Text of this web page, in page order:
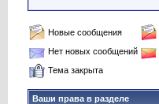
Новые сообщения
Нет новых сообщений
Тема закрыта
Ваши права в разделе